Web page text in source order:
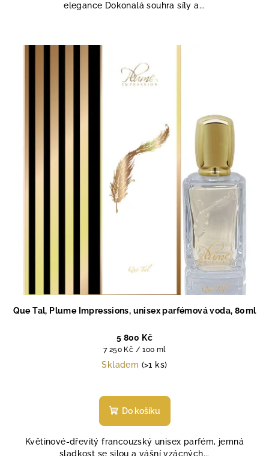
elegance Dokonalá souhra síly a...
Que Tal, Plume Impressions, unisex parfémová voda, 80ml
5 800 Kč
Měrná
cena:
7 250 Kč / 100 ml
Skladem (>1 ks)
hodnocení
produktu
z
Do košíku
Květinové-dřevitý francouzský unisex parfém, jemná
sladkost se silou a vášní vzácných...